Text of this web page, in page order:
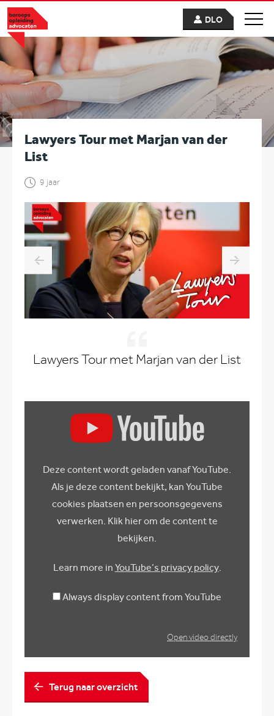
DLO
Lawyers Tour met Marjan van der
List
9 jaar
Lawyers Tour met Marjan van der List
Deze content wordt geladen vanaf YouTube.
Als je deze content bekijkt, kan YouTube
cookies plaatsen en persoonsgegevens
verwerken. Klik hier om de content te
bekijken.
Learn more in YouTube’s privacy policy.
Always display content from YouTube
Open video directly
Terug naar overzicht